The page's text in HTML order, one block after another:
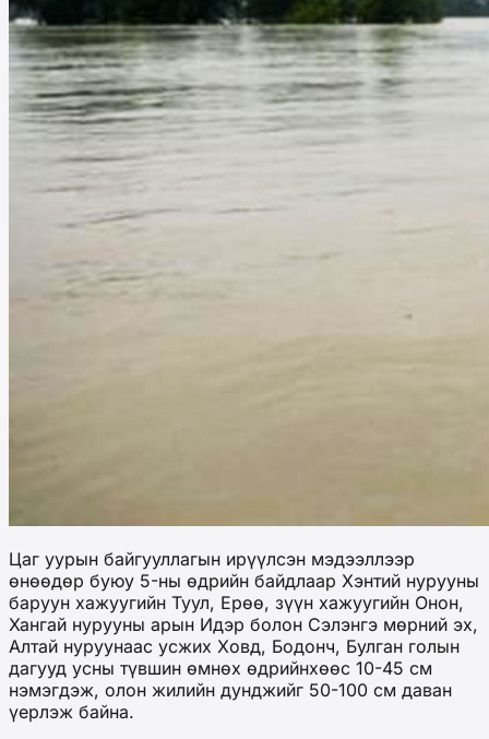
Цаг уурын байгууллагын ирүүлсэн мэдээллээр
өнөөдөр буюу 5-ны өдрийн байдлаар Хэнтий нурууны
баруун хажуугийн Туул, Ерөө, зүүн хажуугийн Онон,
Хангай нурууны арын Идэр болон Сэлэнгэ мөрний эх,
Алтай нуруунаас усжих Ховд, Бодонч, Булган голын
дагууд усны түвшин өмнөх өдрийнхөөс 10-45 см
нэмэгдэж, олон жилийн дунджийг 50-100 см даван
үерлэж байна.